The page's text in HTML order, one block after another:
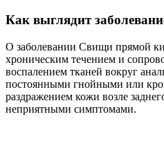
Как выглядит
О заболевании Свищи прямой
хроническим течением и
воспалением тканей вокруг
постоянными гнойными или
раздражением кожи возле
неприятными симптомами.